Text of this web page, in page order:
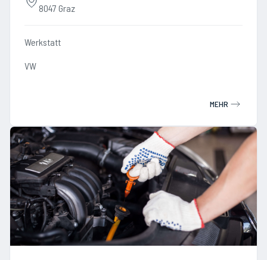
8047 Graz
Werkstatt
VW
MEHR